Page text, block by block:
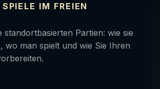
SPIELE IM FREIEN
standortbasierten Partien: wie sie
wo man spielt und wie Sie Ihren